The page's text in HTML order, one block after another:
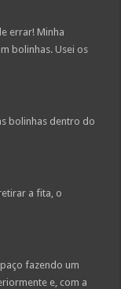
errar! Minha
bolinhas. Usei os
bolinhas dentro do
a fita, o
fazendo um
e, com a